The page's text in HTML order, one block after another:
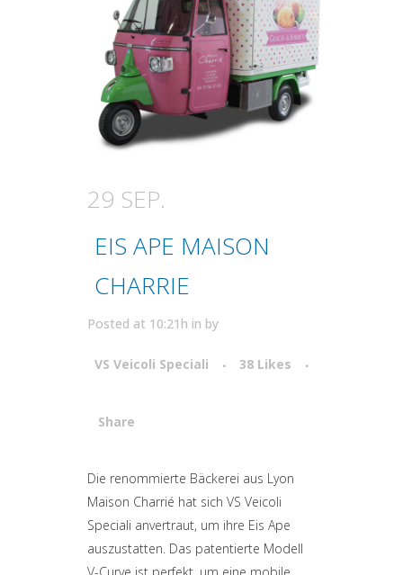
29 SEP.
EIS APE MAISON
CHARRIE
Posted at 10:21h in by
VS Veicoli Speciali 38 Likes
Share
Attiva comando
Die renommierte Bäckerei aus Lyon
Maison Charrié hat sich VS Veicoli
Speciali anvertraut, um ihre Eis Ape
auszustatten. Das patentierte Modell